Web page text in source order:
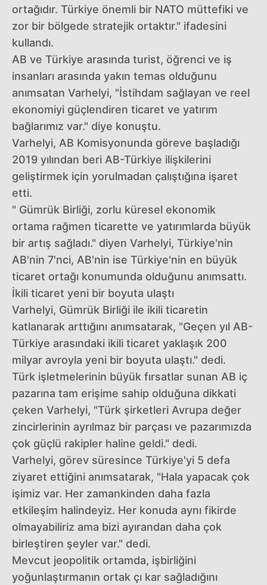
ortağıdır. Türkiye önemli bir NATO müttefiki ve
zor bir bölgede stratejik ortaktır." ifadesini
kullandı.
AB ve Türkiye arasında turist, öğrenci ve iş
insanları arasında yakın temas olduğunu
anımsatan Varhelyi, "İstihdam sağlayan ve reel
ekonomiyi güçlendiren ticaret ve yatırım
bağlarımız var." diye konuştu.
Varhelyi, AB Komisyonunda göreve başladığı
2019 yılından beri AB-Türkiye ilişkilerini
geliştirmek için yorulmadan çalıştığına işaret
etti.
" Gümrük Birliği, zorlu küresel ekonomik
ortama rağmen ticarette ve yatırımlarda büyük
bir artış sağladı." diyen Varhelyi, Türkiye'nin
AB'nin 7'nci, AB'nin ise Türkiye'nin en büyük
ticaret ortağı konumunda olduğunu anımsattı.
İkili ticaret yeni bir boyuta ulaştı
Varhelyi, Gümrük Birliği ile ikili ticaretin
katlanarak arttığını anımsatarak, "Geçen yıl AB-
Türkiye arasındaki ikili ticaret yaklaşık 200
milyar avroyla yeni bir boyuta ulaştı." dedi.
Türk işletmelerinin büyük fırsatlar sunan AB iç
pazarına tam erişime sahip olduğuna dikkati
çeken Varhelyi, "Türk şirketleri Avrupa değer
zincirlerinin ayrılmaz bir parçası ve pazarımızda
çok güçlü rakipler haline geldi." dedi.
Varhelyi, görev süresince Türkiye'yi 5 defa
ziyaret ettiğini anımsatarak, "Hala yapacak çok
işimiz var. Her zamankinden daha fazla
etkileşim halindeyiz. Her konuda aynı fikirde
olmayabiliriz ama bizi ayırandan daha çok
birleştiren şeyler var." dedi.
Mevcut jeopolitik ortamda, işbirliğini
yoğunlaştırmanın ortak çı kar sağladığını